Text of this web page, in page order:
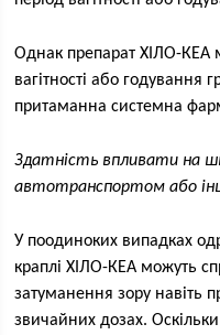
Однак препарат ХІЛО-КЕА
вагітності або годування
притаманна системна
Здатність впливати на
автотранспортом або
У поодиноких випадках
краплі ХІЛО-КЕА можуть
затуманення зору навіть
звичайних дозах.